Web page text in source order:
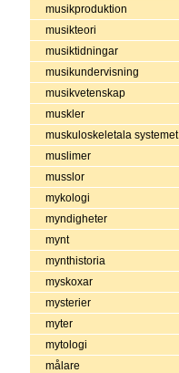
musikproduktion
musikteori
musiktidningar
musikundervisning
musikvetenskap
muskler
muskuloskeletala systemet
muslimer
musslor
mykologi
myndigheter
mynt
mynthistoria
myskoxar
mysterier
myter
mytologi
målare